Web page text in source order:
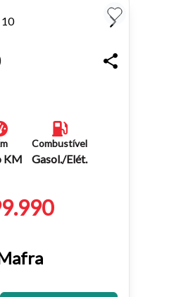
e Ctrl- (para diminuir) no seu
Fechar
KM
Combustível
Gasol./Elét.